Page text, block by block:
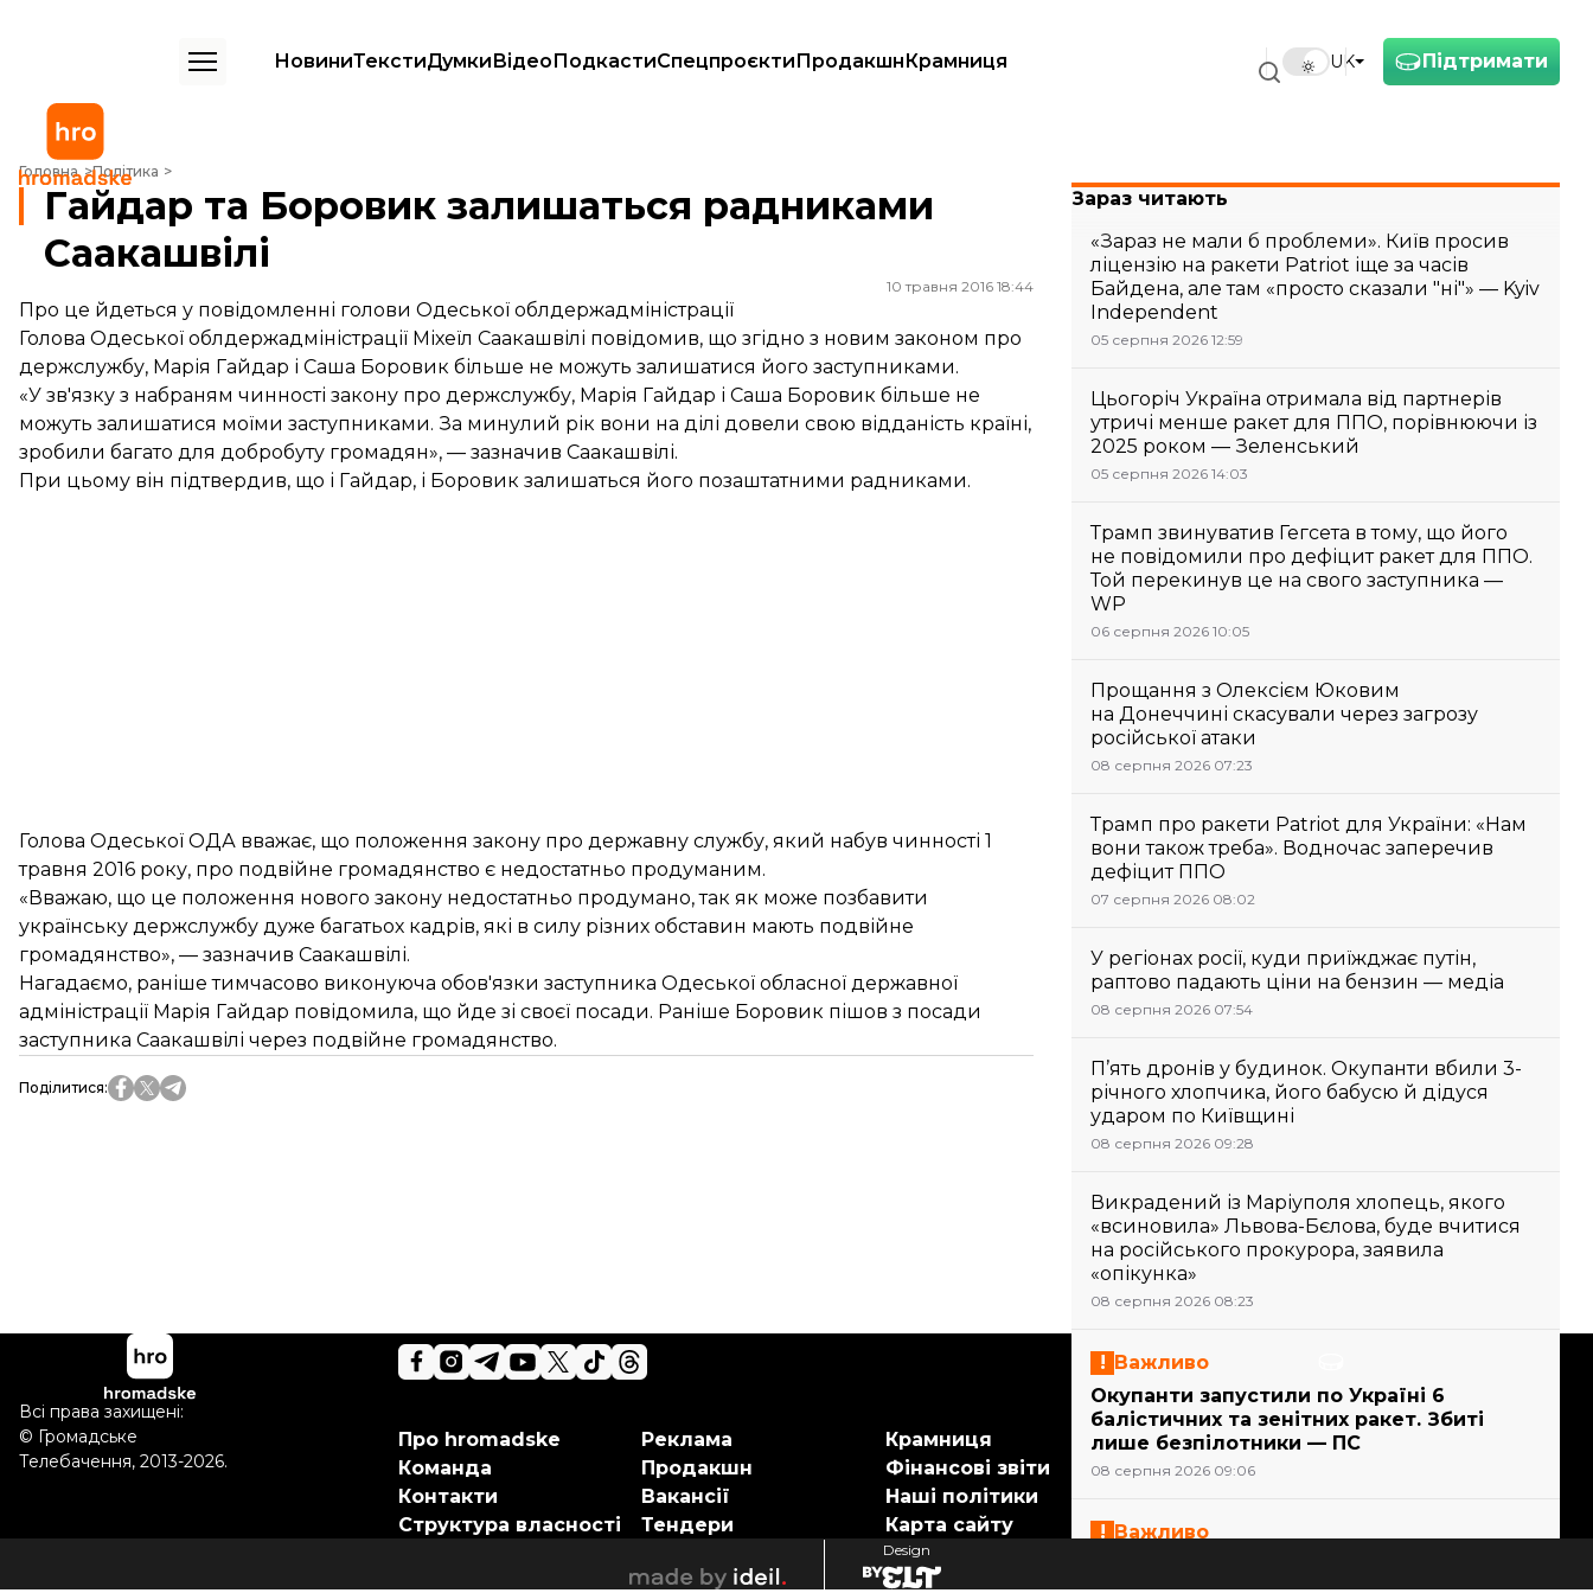
Підтримати
UK
НовиниТекстиДумкиВідеоПодкастиСпецпроєктиПродакшнКрамниця
Головна Політика
Гайдар та Боровик залишаться радниками Саакашвілі
Гайдар та Боровик залишаться радниками
Саакашвілі
10 травня 2016 18:44
Про це йдеться у повідомленні голови Одеської облдержадміністрації
Голова Одеської облдержадміністрації Міхеїл Саакашвілі повідомив, що згідно з новим законом про
держслужбу, Марія Гайдар і Саша Боровик більше не можуть залишатися його заступниками.
«У зв'язку з набраням чинності закону про держслужбу, Марія Гайдар і Саша Боровик більше не
можуть залишатися моїми заступниками. За минулий рік вони на ділі довели свою відданість країні,
зробили багато для добробуту громадян», — зазначив Саакашвілі.
При цьому він підтвердив, що і Гайдар, і Боровик залишаться його позаштатними радниками.
Голова Одеської ОДА вважає, що положення закону про державну службу, який набув чинності 1
травня 2016 року, про подвійне громадянство є недостатньо продуманим.
«Вважаю, що це положення нового закону недостатньо продумано, так як може позбавити
українську держслужбу дуже багатьох кадрів, які в силу різних обставин мають подвійне
громадянство», — зазначив Саакашвілі.
Нагадаємо, раніше тимчасово виконуюча обов'язки заступника Одеської обласної державної
адміністрації Марія Гайдар повідомила, що йде зі своєї посади. Раніше Боровик пішов з посади
заступника Саакашвілі через подвійне громадянство.
Поділитися:
Зараз читають
«Зараз не мали б проблеми». Київ просив
ліцензію на ракети Patriot іще за часів
Байдена, але там «просто сказали "ні"» — Kyiv
Independent
05 серпня 2026 12:59
Цьогоріч Україна отримала від партнерів
утричі менше ракет для ППО, порівнюючи із
2025 роком — Зеленський
05 серпня 2026 14:03
Трамп звинуватив Гегсета в тому, що його
не повідомили про дефіцит ракет для ППО.
Той перекинув це на свого заступника —
WP
06 серпня 2026 10:05
Прощання з Олексієм Юковим
на Донеччині скасували через загрозу
російської атаки
08 серпня 2026 07:23
Трамп про ракети Patriot для України: «Нам
вони також треба». Водночас заперечив
дефіцит ППО
07 серпня 2026 08:02
У регіонах росії, куди приїжджає путін,
раптово падають ціни на бензин — медіа
08 серпня 2026 07:54
П’ять дронів у будинок. Окупанти вбили 3-
річного хлопчика, його бабусю й дідуся
ударом по Київщині
08 серпня 2026 09:28
Викрадений із Маріуполя хлопець, якого
«всиновила» Львова-Бєлова, буде вчитися
на російського прокурора, заявила
«опікунка»
08 серпня 2026 08:23
Важливо
Окупанти запустили по Україні 6
балістичних та зенітних ракет. Збиті
лише безпілотники — ПС
08 серпня 2026 09:06
Важливо
Підтримай hromadske.
Ми працюємо для тебе та
Про hromadske
Команда
Контакти
Структура власності
Реклама
Продакшн
Вакансії
Тендери
Крамниця
Фінансові звіти
Наші політики
Карта сайту
Всі права захищені:
© Громадське
Телебачення, 2013-2026.
ideil
Design
elt